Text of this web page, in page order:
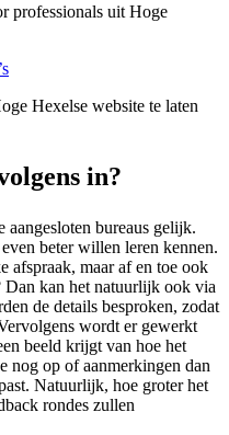
professionals uit Hoge
Hexelse website te laten
in?
aangesloten bureaus gelijk.
beter willen leren kennen.
afspraak, maar af en toe ook
kan het natuurlijk ook via
de details besproken, zodat
wordt er gewerkt
beeld krijgt van hoe het
nog op of aanmerkingen dan
Natuurlijk, hoe groter het
rondes zullen